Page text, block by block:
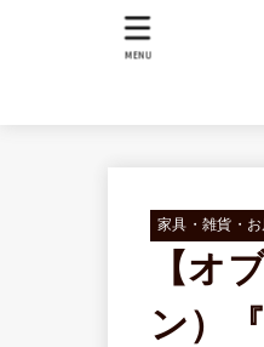
MENU
家具・雑貨・お
【オ
ン）